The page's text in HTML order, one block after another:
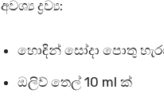
අවශ්‍ය ද්‍රව්‍ය:
හොඳින් සෝදා පොතු
ඔලිව් තෙල් 10 ml ක්